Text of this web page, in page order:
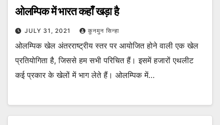
ओलम्पिक में भारत कहाँ खड़ा है
JULY 31, 2021 कुनमुन सिन्हा
ओलम्पिक खेल अंतरराष्ट्रीय स्तर पर आयोजित होने वाली एक खेल
प्रतियोगिता है, जिससे हम सभी परिचित हैं। इसमें हजारों एथलीट
कई प्रकार के खेलों में भाग लेते हैं। ओलम्पिक में…